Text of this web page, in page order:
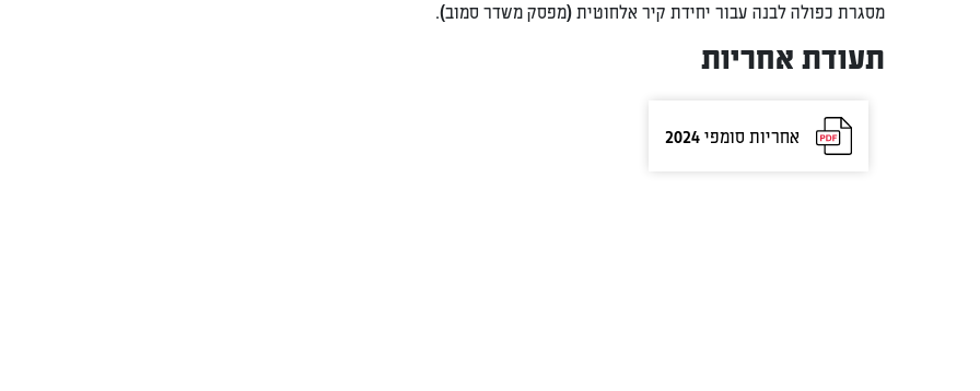
מסגרת כפולה לבנה עבור יחידת קיר אלחוטית (מפסק משדר סמוב).
תעודת אחריות
אחריות סומפי 2024